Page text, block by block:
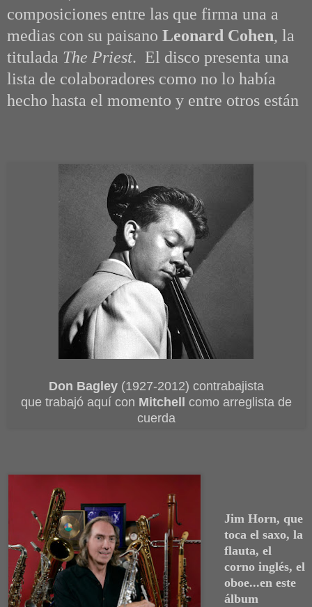
composiciones entre las que firma una a
medias con su paisano Leonard Cohen, la
titulada The Priest. El disco presenta una
lista de colaboradores como no lo había
hecho hasta el momento y entre otros están
Don Bagley (1927-2012) contrabajista
que trabajó aquí con Mitchell como arreglista de
cuerda
Jim Horn, que
toca el saxo, la
flauta, el
corno inglés, el
oboe...en este
álbum